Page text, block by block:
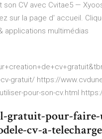
CV avec Cvitae5 —
sur la page d' accueil.
applications multimédias
gratuit/ https://
pour-son-cv.html
gratuit-pour-
cv-a-